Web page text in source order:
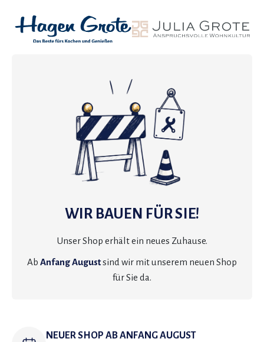
WIR BAUEN FÜR SIE!
Unser Shop erhält ein neues Zuhause.
Ab Anfang Augustsind wir mit unserem neuen Shop
für Sie da.
NEUER SHOP AB ANFANG AUGUST